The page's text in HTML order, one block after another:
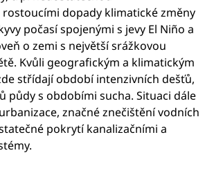
dopady klimatické změny
počasí spojenými s jevy El Niño a
o zemi s největší srážkovou
Kvůli geografickým a klimatickým
střídají období intenzivních dešťů,
půdy s obdobími sucha. Situaci dále
značné znečištění vodních
pokrytí kanalizačními a